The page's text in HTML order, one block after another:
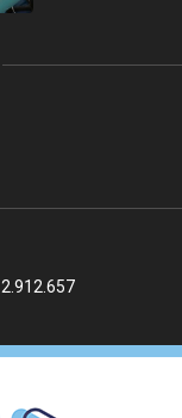
2.912.657